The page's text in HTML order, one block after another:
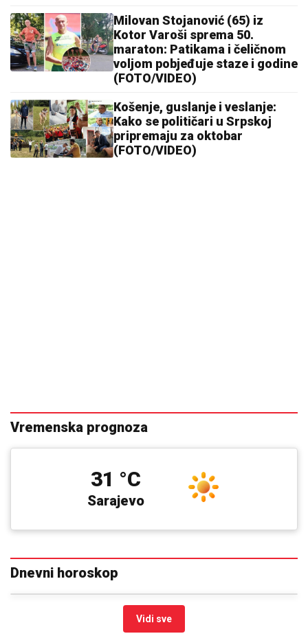
Milovan Stojanović (65) iz
Kotor Varoši sprema 50.
maraton: Patikama i čeličnom
voljom pobjeđuje staze i godine
(FOTO/VIDEO)
Košenje, guslanje i veslanje:
Kako se političari u Srpskoj
pripremaju za oktobar
(FOTO/VIDEO)
Vremenska prognoza
Sarajevo
31 °C
Dnevni horoskop
Vidi sve